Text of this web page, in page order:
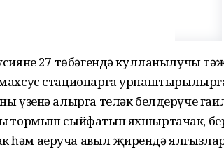
27 төбәгендә кулланылучы
стационарга
үзенә алырга теләк белдерүче
тормыш сыйфатын яхшыртачак,
һәм аеруча авыл җирендә